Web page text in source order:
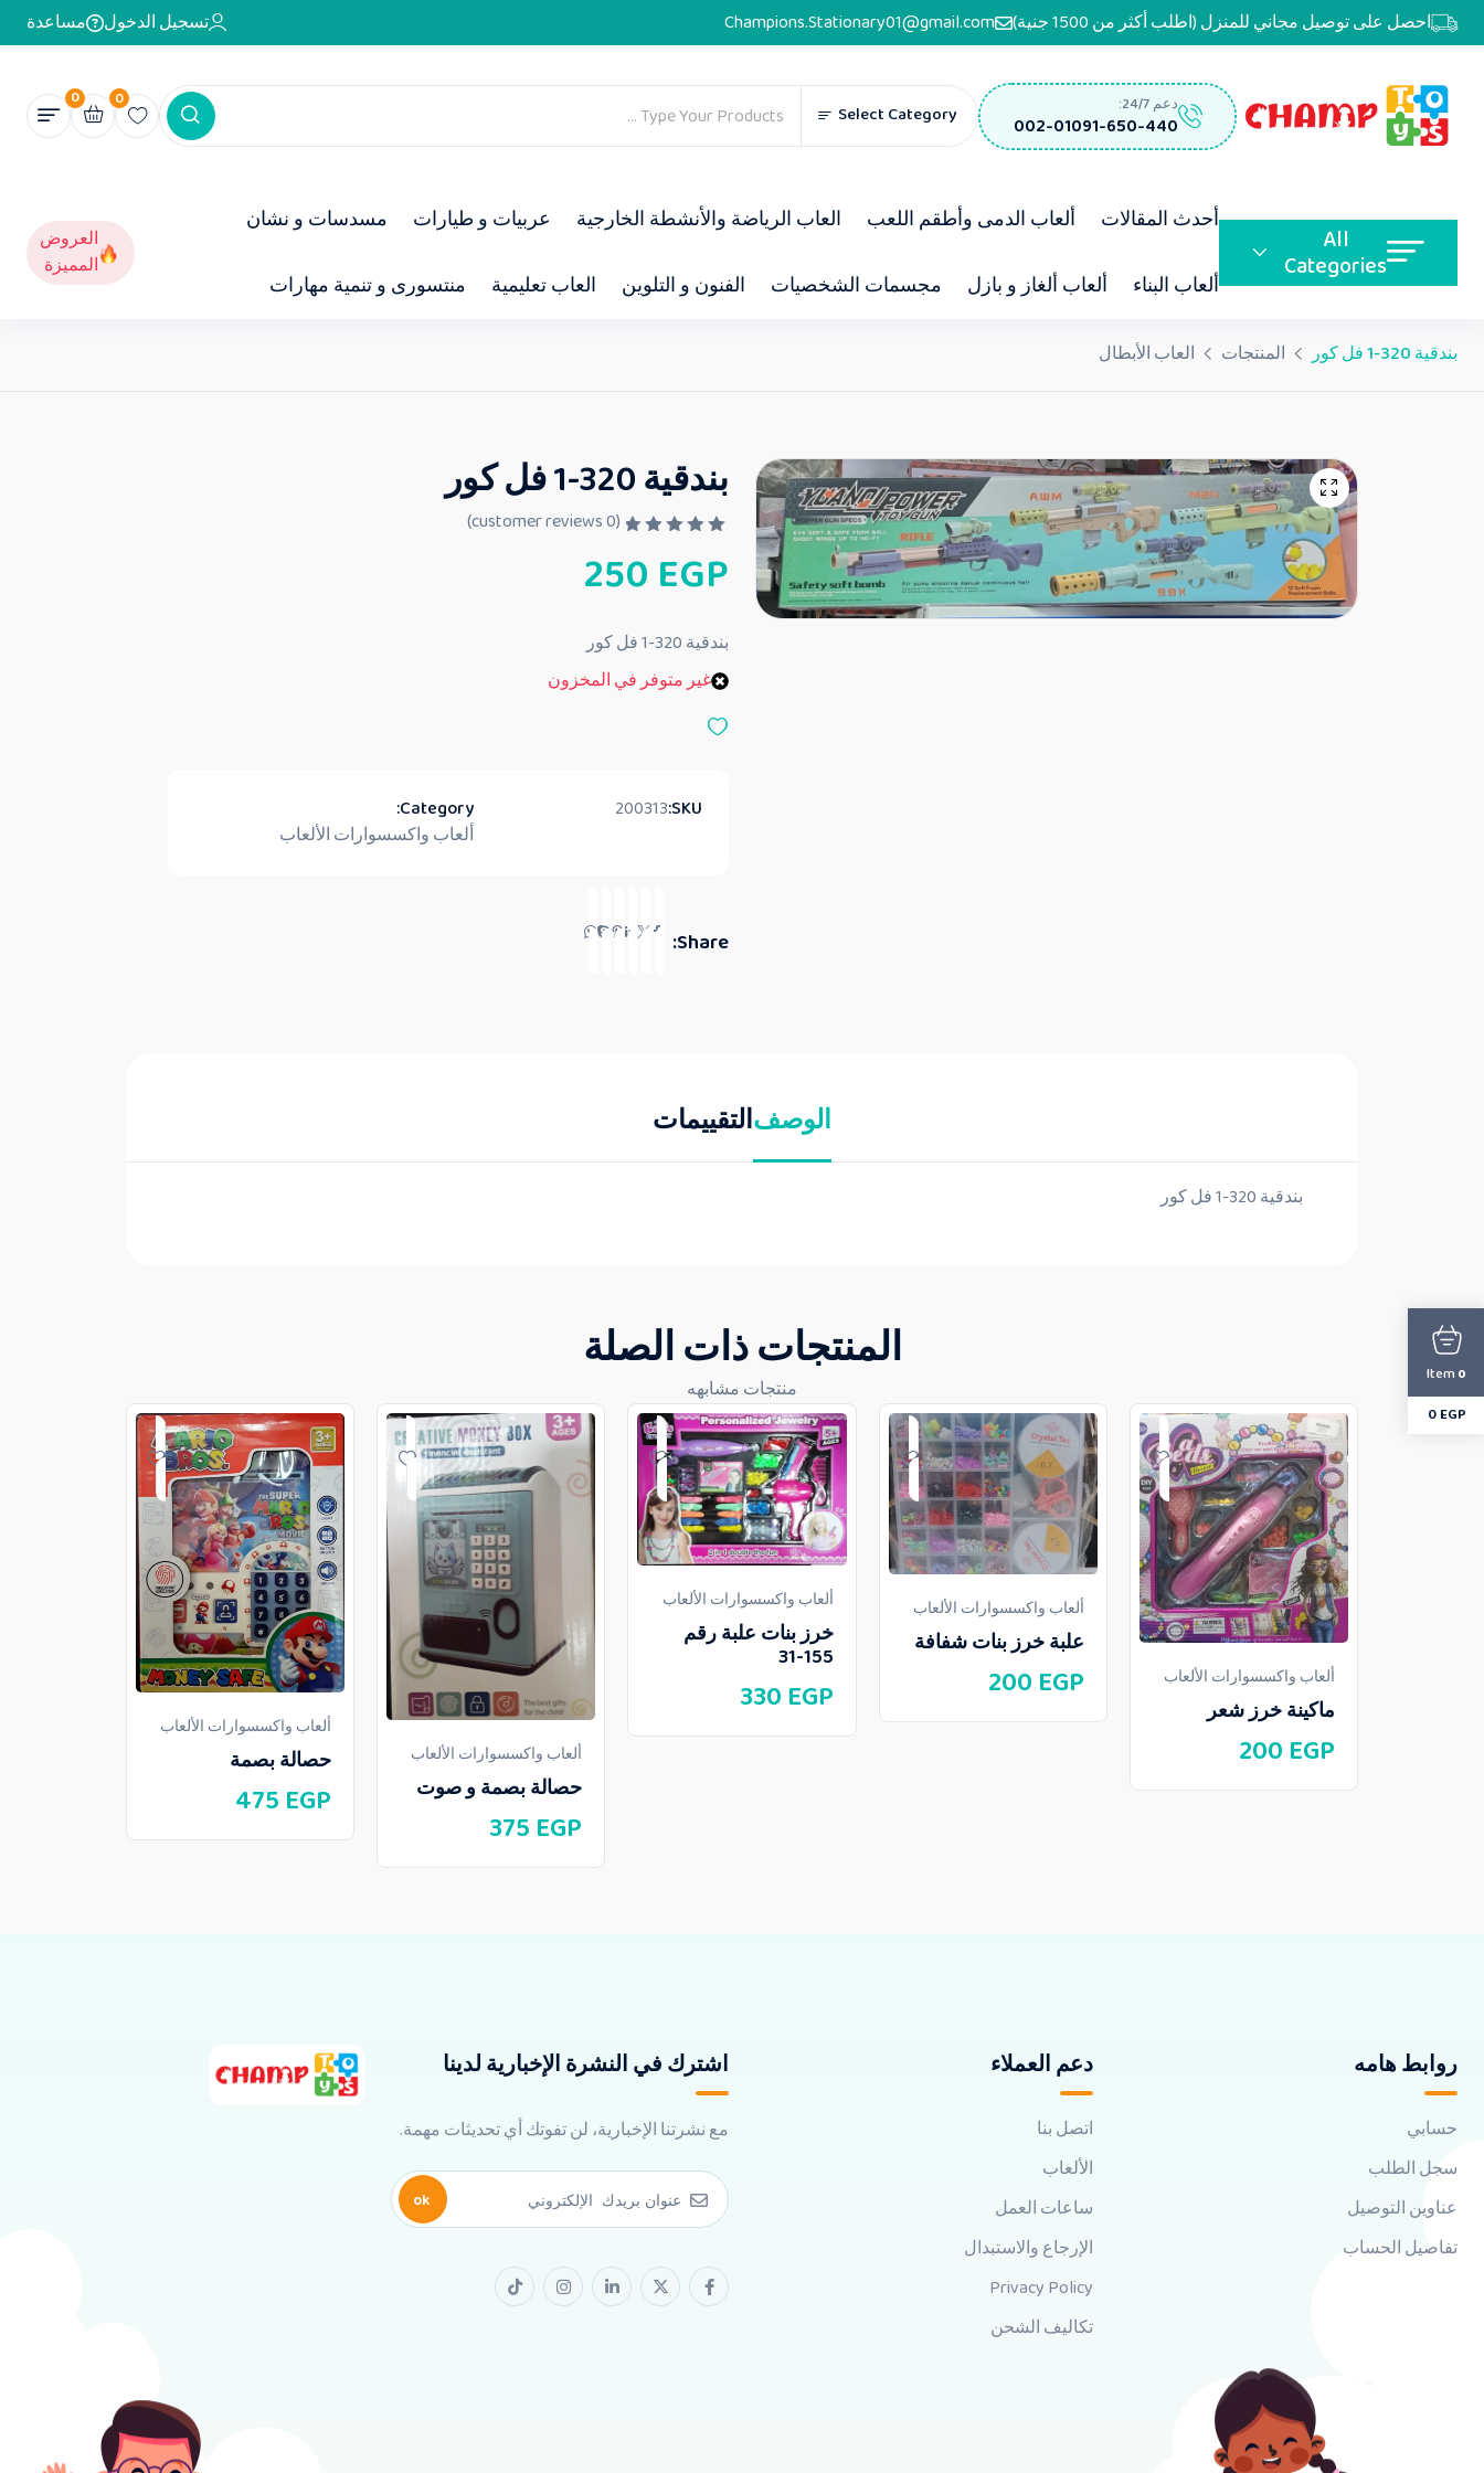
احصل على توصيل مجاني للمنزل (اطلب أكثر من 1500 جنية) Champions.Stationary01@gmail.com تسجيل الدخول مساعدة
دعم 24/7:
002-01091-650-440
Select Category
0
0
All
Categories
أحدث المقالات ألعاب الدمى وأطقم اللعب العاب الرياضة والأنشطة الخارجية عربيات و طيارات مسدسات و نشان
ألعاب البناء ألعاب ألغاز و بازل مجسمات الشخصيات الفنون و التلوين العاب تعليمية منتسورى و تنمية مهارات
العروض
المميزة
بندقية 320-1 فل كور المنتجات العاب الأبطال
بندقية 320-1 فل كور
م
ا
ي
م
ن
(
0
250 EGP
بندقية 320-1 فل كور
غير متوفر في المخزون
SKU:
200313
Category:
ألعاب واكسسوارات الألعاب
Share:
الوصفالتقييمات
بندقية 320-1 فل كور
المنتجات ذات الصلة
منتجات مشابهه
ألعاب واكسسوارات الألعاب
ماكينة خرز شعر
200 EGP
ألعاب واكسسوارات الألعاب
علبة خرز بنات شفافة
200 EGP
ألعاب واكسسوارات الألعاب
خرز بنات علبة رقم
155-31
330 EGP
ألعاب واكسسوارات الألعاب
حصالة بصمة و صوت
375 EGP
ألعاب واكسسوارات الألعاب
حصالة بصمة
475 EGP
روابط هامه
حسابي
سجل الطلب
عناوين التوصيل
تفاصيل الحساب
دعم العملاء
اتصل بنا
الألعاب
ساعات العمل
الإرجاع والاستبدال
Privacy Policy
تكاليف الشحن
اشترك في النشرة الإخبارية لدينا
مع نشرتنا الإخبارية، لن تفوتك أي تحديثات مهمة.
ok
0
Item
0EGP